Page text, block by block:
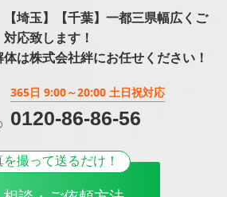
【埼玉】【千葉】一都三県幅広くご
対応致します！
は株式会社絆にお任せください！
365日 9:00～20:00 土日祝対応
0120-86-86-56
を撮って送るだけ！